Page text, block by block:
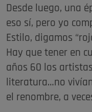
Desde luego, una
eso sí, pero yo
Estilo, digamos
Hay que tener en
años 60 los
literatura…no
el renombre, a